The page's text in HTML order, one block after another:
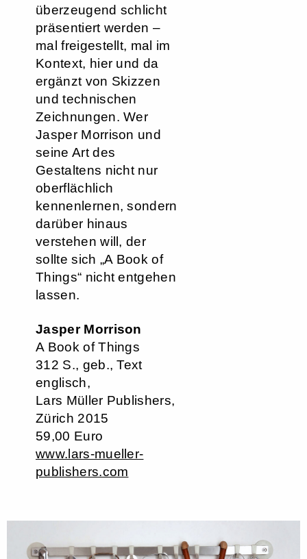
überzeugend schlicht
präsentiert werden –
mal freigestellt, mal im
Kontext, hier und da
ergänzt von Skizzen
und technischen
Zeichnungen. Wer
Jasper Morrison und
seine Art des
Gestaltens nicht nur
oberflächlich
kennenlernen, sondern
darüber hinaus
verstehen will, der
sollte sich „A Book of
Things“ nicht entgehen
lassen.
Jasper Morrison
A Book of Things
312 S., geb., Text
englisch,
Lars Müller Publishers,
Zürich 2015
59,00 Euro
www.lars-mueller-
publishers.com